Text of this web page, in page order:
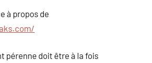
à propos de
pérenne doit être à la fois